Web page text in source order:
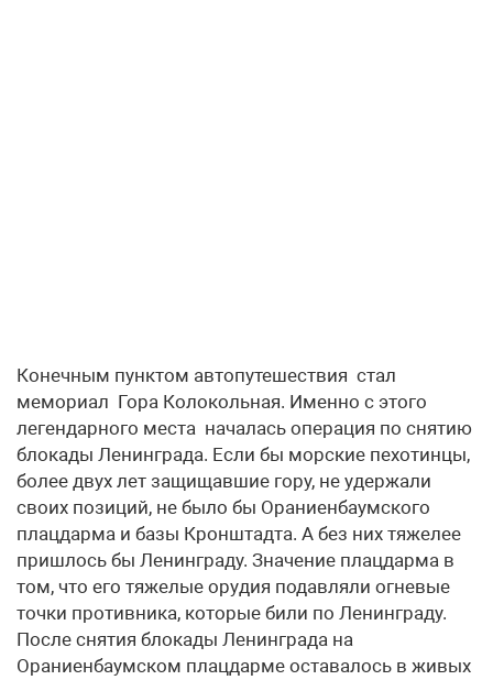
Конечным пунктом автопутешествия стал
мемориал Гора Колокольная. Именно с этого
легендарного места началась операция по снятию
блокады Ленинграда. Если бы морские пехотинцы,
более двух лет защищавшие гору, не удержали
своих позиций, не было бы Ораниенбаумского
плацдарма и базы Кронштадта. А без них тяжелее
пришлось бы Ленинграду. Значение плацдарма в
том, что его тяжелые орудия подавляли огневые
точки противника, которые били по Ленинграду.
После снятия блокады Ленинграда на
Ораниенбаумском плацдарме оставалось в живых